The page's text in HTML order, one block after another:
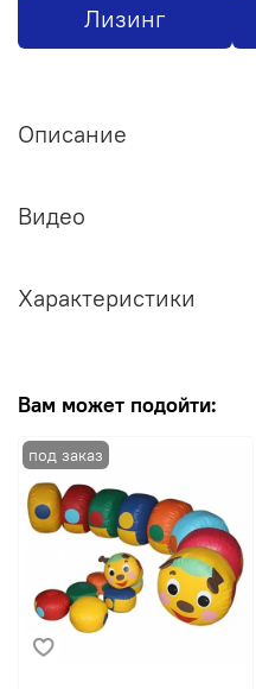
Лизинг
Описание
Видео
Характеристики
Вам может подойти: